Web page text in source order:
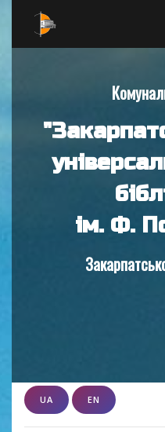
ім. Ф.
UA EN